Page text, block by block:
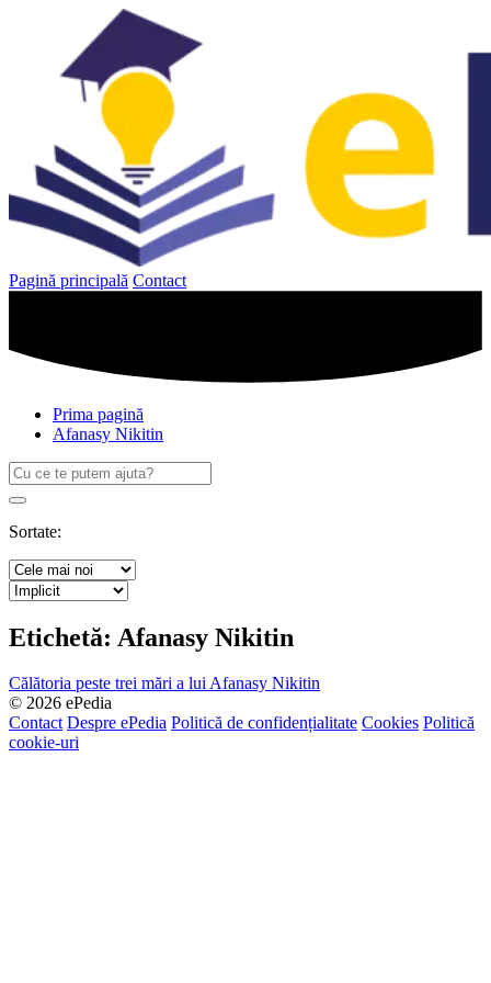
Pagină principală Contact
Prima pagină
Afanasy Nikitin
Caută
după:
Search
Sortate:
Etichetă: Afanasy Nikitin
Călătoria peste trei mări a lui Afanasy Nikitin
© 2026 ePedia
Contact Despre ePedia Politică de confidențialitate Cookies Politică
cookie-uri